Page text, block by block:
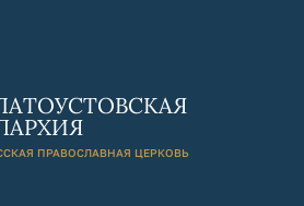
ПРАВОСЛАВНАЯ ЦЕРКОВЬ